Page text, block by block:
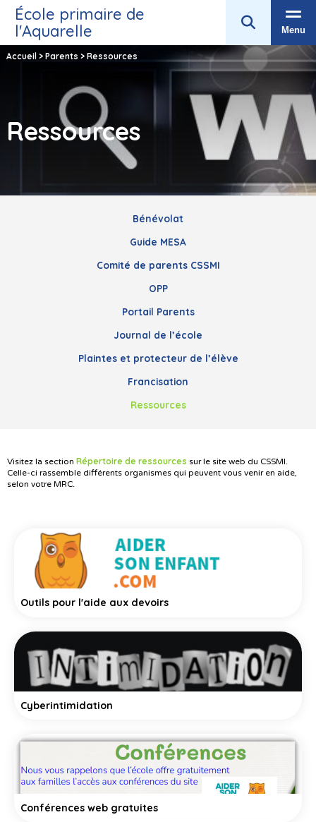
École primaire de
l'Aquarelle
Menu
Accueil> Parents > Ressources
Ressources
Bénévolat
Guide MESA
Comité de parents CSSMI
OPP
Portail Parents
Journal de l’école
Plaintes et protecteur de l’élève
Francisation
Ressources
Visitez la section Répertoire de ressources sur le site web du CSSMI.
Celle-ci rassemble différents organismes qui peuvent vous venir en aide,
selon votre MRC.
Outils pour l'aide aux devoirs
Cyberintimidation
Conférences web gratuites